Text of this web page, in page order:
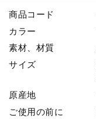
商品コード
カラー
素材、材質
サイズ
原産地
ご使用の前に